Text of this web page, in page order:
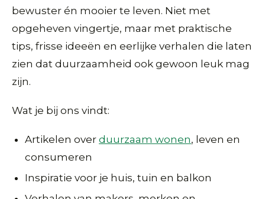
bewuster én mooier te leven. Niet met
opgeheven vingertje, maar met praktische
tips, frisse ideeën en eerlijke verhalen die laten
zien dat duurzaamheid ook gewoon leuk mag
zijn.
Wat je bij ons vindt:
Artikelen overduurzaam wonen, leven en
consumeren
Inspiratie voor je huis, tuin en balkon